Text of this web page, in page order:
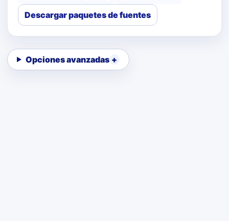
Descargar paquetes de fuentes
Opciones avanzadas